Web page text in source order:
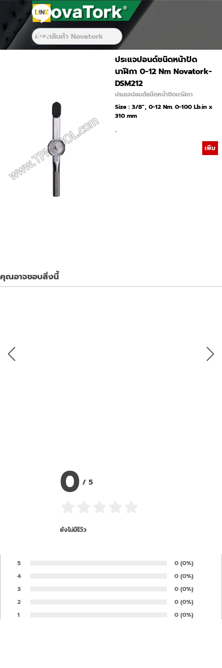
Go to content
Skip menu
Skip menu
ประแจปอนด์ชนิดหน้าปัด
นาฬิกา 0-12 Nm Novatork-
DSM212
ประแจปอนด์ชนิดหน้าปัดนาฬิกา
Size : 3/8”, 0-12 Nm. 0-100 Lb.in x
310 mm
-
เพิ่ม
คุณอาจชอบสิ่งนี้
0 /5
ยังไม่มีรีวิว
5 Number of rates:
0 Percentage
(0%)
4 Number of rates:
0 Percentage
(0%)
3 Number of rates:
0 Percentage
(0%)
2 Number of rates:
0 Percentage
(0%)
1 Number of rates:
0 Percentage
(0%)